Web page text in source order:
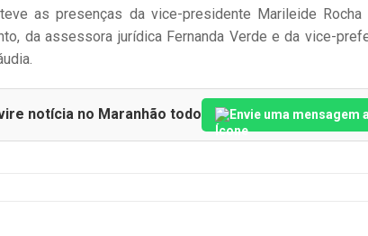
as presenças da vice-presidente Marileide Rocha
da assessora jurídica Fernanda Verde e da vice-
notícia no Maranhão todo Envie uma mensagem